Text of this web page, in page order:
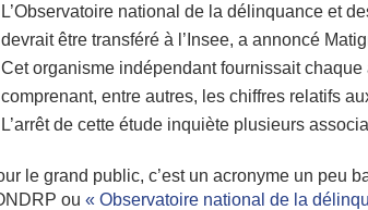
L’Observatoire national de la délinquance et
devrait être transféré à l’Insee, a annoncé
Cet organisme indépendant fournissait
comprenant, entre autres, les chiffres relatifs
L’arrêt de cette étude inquiète plusieurs
le grand public, c’est un acronyme un peu
ou« Observatoire national de la